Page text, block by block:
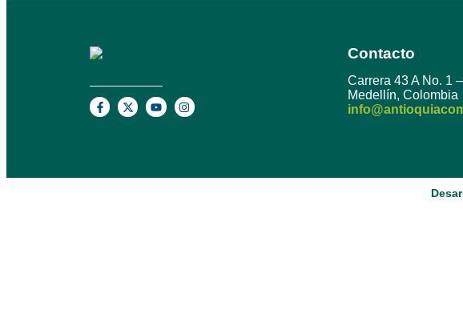
Contacto
Carrera 43 A No. 1
Medellín, Colombia